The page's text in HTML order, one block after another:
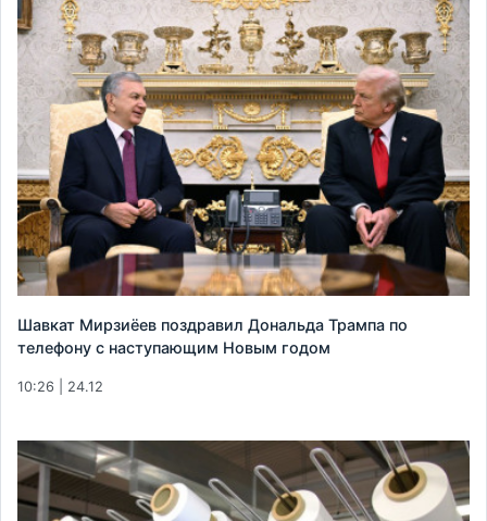
Шавкат Мирзиёев поздравил Дональда Трампа по
телефону с наступающим Новым годом
10:26 | 24.12